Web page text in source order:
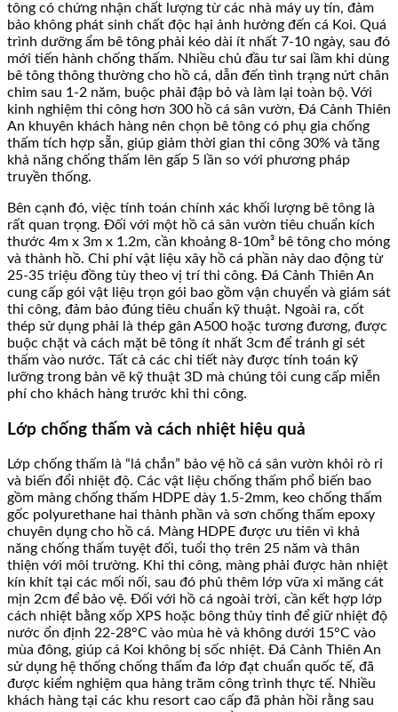
tông có chứng nhận chất lượng từ các nhà máy uy tín, đảm
bảo không phát sinh chất độc hại ảnh hưởng đến cá Koi. Quá
trình dưỡng ẩm bê tông phải kéo dài ít nhất 7-10 ngày, sau đó
mới tiến hành chống thấm. Nhiều chủ đầu tư sai lầm khi dùng
bê tông thông thường cho hồ cá, dẫn đến tình trạng nứt chân
chim sau 1-2 năm, buộc phải đập bỏ và làm lại toàn bộ. Với
kinh nghiệm thi công hơn 300 hồ cá sân vườn, Đá Cảnh Thiên
An khuyên khách hàng nên chọn bê tông có phụ gia chống
thấm tích hợp sẵn, giúp giảm thời gian thi công 30% và tăng
khả năng chống thấm lên gấp 5 lần so với phương pháp
truyền thống.
Bên cạnh đó, việc tính toán chính xác khối lượng bê tông là
rất quan trọng. Đối với một hồ cá sân vườn tiêu chuẩn kích
thước 4m x 3m x 1.2m, cần khoảng 8-10m³ bê tông cho móng
và thành hồ. Chi phí vật liệu xây hồ cá phần này dao động từ
25-35 triệu đồng tùy theo vị trí thi công. Đá Cảnh Thiên An
cung cấp gói vật liệu trọn gói bao gồm vận chuyển và giám sát
thi công, đảm bảo đúng tiêu chuẩn kỹ thuật. Ngoài ra, cốt
thép sử dụng phải là thép gân A500 hoặc tương đương, được
buộc chặt và cách mặt bê tông ít nhất 3cm để tránh gỉ sét
thấm vào nước. Tất cả các chi tiết này được tính toán kỹ
lưỡng trong bản vẽ kỹ thuật 3D mà chúng tôi cung cấp miễn
phí cho khách hàng trước khi thi công.
Lớp chống thấm và cách nhiệt hiệu quả
Lớp chống thấm là “lá chắn” bảo vệ hồ cá sân vườn khỏi rò rỉ
và biến đổi nhiệt độ. Các vật liệu chống thấm phổ biến bao
gồm màng chống thấm HDPE dày 1.5-2mm, keo chống thấm
gốc polyurethane hai thành phần và sơn chống thấm epoxy
chuyên dụng cho hồ cá. Màng HDPE được ưu tiên vì khả
năng chống thấm tuyệt đối, tuổi thọ trên 25 năm và thân
thiện với môi trường. Khi thi công, màng phải được hàn nhiệt
kín khít tại các mối nối, sau đó phủ thêm lớp vữa xi măng cát
mịn 2cm để bảo vệ. Đối với hồ cá ngoài trời, cần kết hợp lớp
cách nhiệt bằng xốp XPS hoặc bông thủy tinh để giữ nhiệt độ
nước ổn định 22-28°C vào mùa hè và không dưới 15°C vào
mùa đông, giúp cá Koi không bị sốc nhiệt. Đá Cảnh Thiên An
sử dụng hệ thống chống thấm đa lớp đạt chuẩn quốc tế, đã
được kiểm nghiệm qua hàng trăm công trình thực tế. Nhiều
khách hàng tại các khu resort cao cấp đã phản hồi rằng sau